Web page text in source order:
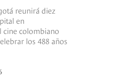
reunirá diez
en
cine colombiano
los 488 años